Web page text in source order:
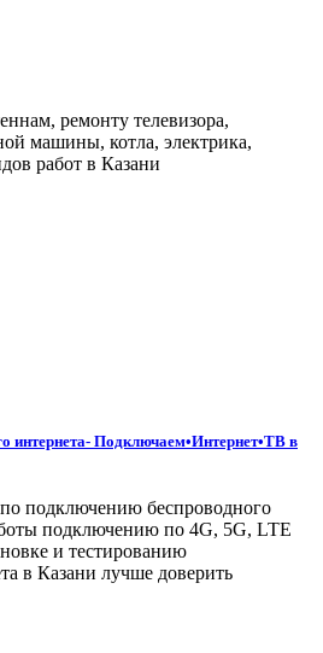
ремонту телевизора,
машины, котла, электрика,
работ в Казани
интернета- Подключаем•Интернет•ТВ в
подключению беспроводного
подключению по 4G, 5G, LTE
и тестированию
в Казани лучше доверить